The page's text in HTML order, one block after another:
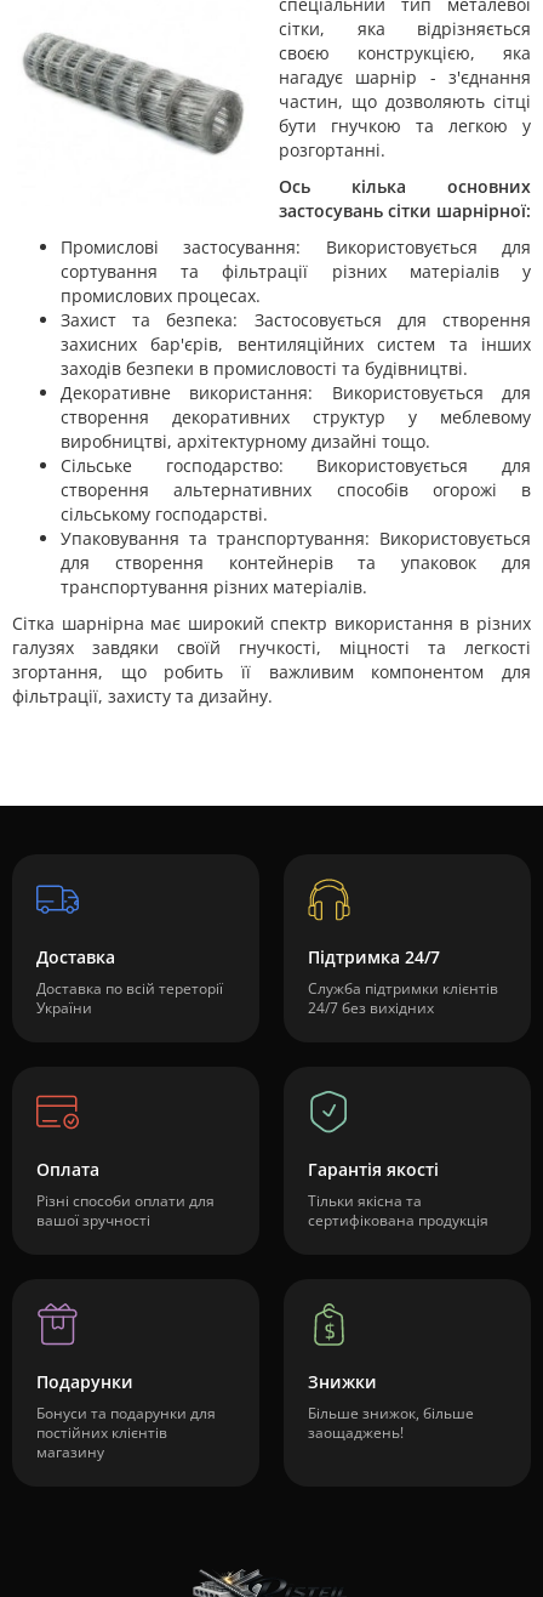
сітки, яка відрізняється
своєю конструкцією, яка
нагадує шарнір - з'єднання
частин, що дозволяють сітці
бути гнучкою та легкою у
розгортанні.
Ось кілька основних
застосувань сітки шарнірної:
Промислові застосування: Використовується для
сортування та фільтрації різних матеріалів у
промислових процесах.
Захист та безпека: Застосовується для створення
захисних бар'єрів, вентиляційних систем та інших
заходів безпеки в промисловості та будівництві.
Декоративне використання: Використовується для
створення декоративних структур у меблевому
виробництві, архітектурному дизайні тощо.
Сільське господарство: Використовується для
створення альтернативних способів огорожі в
сільському господарстві.
Упаковування та транспортування: Використовується
для створення контейнерів та упаковок для
транспортування різних матеріалів.
Сітка шарнірна має широкий спектр використання в різних
галузях завдяки своїй гнучкості, міцності та легкості
згортання, що робить її важливим компонентом для
фільтрації, захисту та дизайну.
Доставка
Доставка по всій тереторії
України
Підтримка 24/7
Служба підтримки клієнтів
24/7 без вихідних
Оплата
Різні способи оплати для
вашої зручності
Гарантія якості
Тільки якісна та
сертифікована продукція
Подарунки
Бонуси та подарунки для
постійних клієнтів
магазину
Знижки
Більше знижок, більше
заощаджень!